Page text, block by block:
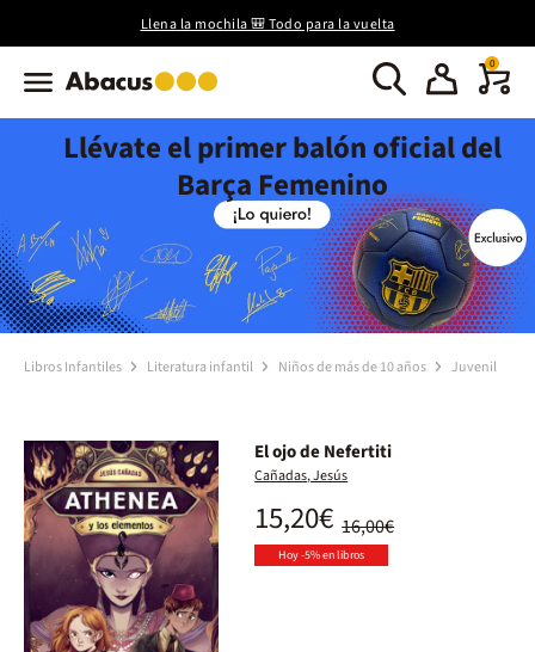
Llena la mochila 🎒 Todo para la vuelta
0
Llévate el primer balón oficial del
Barça Femenino
Libros Infantiles Literatura infantil Niños de más de 10 años Juvenil
El ojo de Nefertiti
Cañadas, Jesús
16,00€
15,20€
Hoy -5% en libros